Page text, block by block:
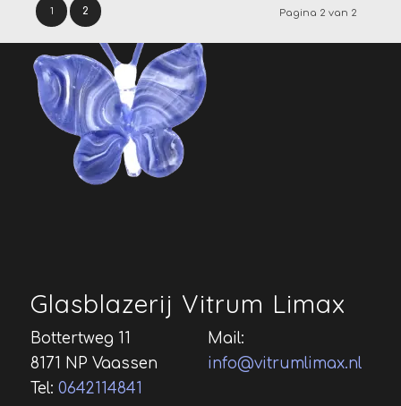
Pagina 2 van 2
1 2
Glasblazerij Vitrum Limax
Bottertweg 11
8171 NP Vaassen
Tel: 0642114841
Mail:
info@vitrumlimax.nl